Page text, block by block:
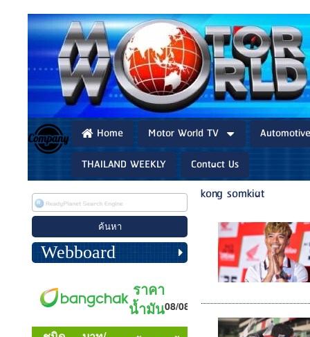
Home Motor World TV
THAILAND WEEKLY
Contact Us
Webboard
kong somkiat